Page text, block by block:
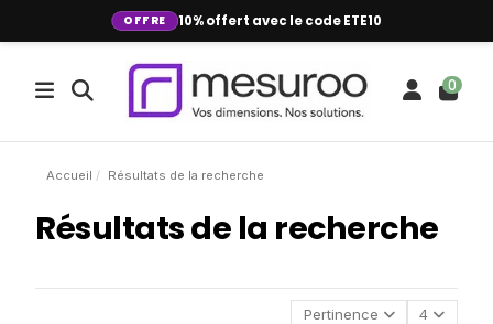
OFFRE 10% offert avec le code ETE10
0
Accueil Résultats de la recherche
Résultats de la recherche
Pertinence 4